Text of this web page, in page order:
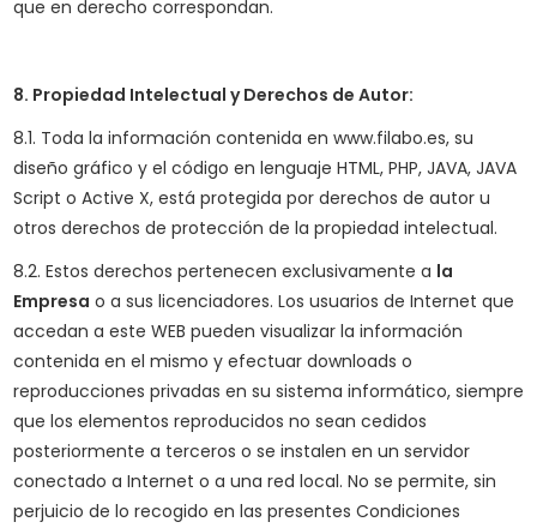
que en derecho correspondan.
8. Propiedad Intelectual y Derechos de Autor:
8.1. Toda la información contenida en www.filabo.es, su
diseño gráfico y el código en lenguaje HTML, PHP, JAVA, JAVA
Script o Active X, está protegida por derechos de autor u
otros derechos de protección de la propiedad intelectual.
8.2. Estos derechos pertenecen exclusivamente a la
Empresa o a sus licenciadores. Los usuarios de Internet que
accedan a este WEB pueden visualizar la información
contenida en el mismo y efectuar downloads o
reproducciones privadas en su sistema informático, siempre
que los elementos reproducidos no sean cedidos
posteriormente a terceros o se instalen en un servidor
conectado a Internet o a una red local. No se permite, sin
perjuicio de lo recogido en las presentes Condiciones